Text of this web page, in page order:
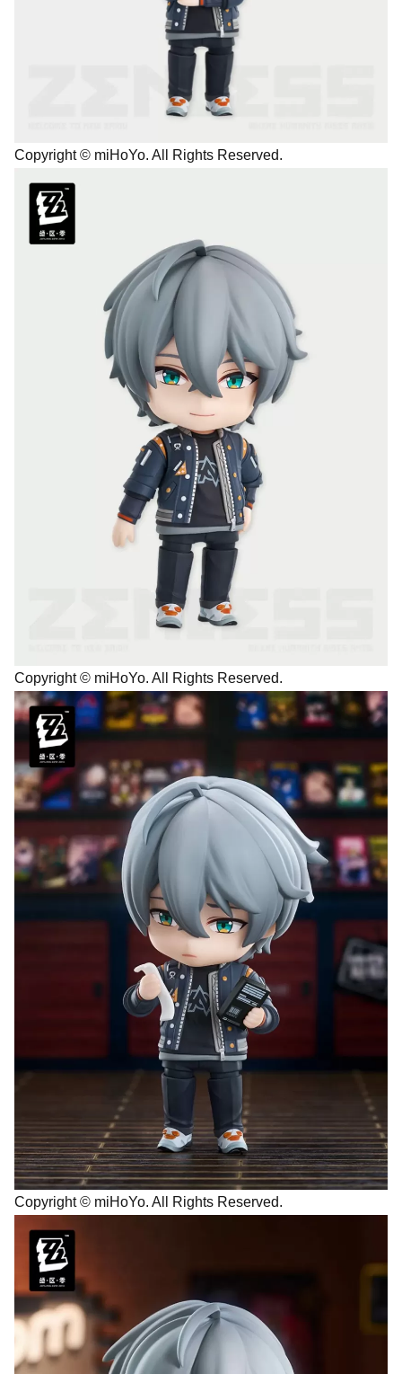
Copyright © miHoYo. All Rights Reserved.
Copyright © miHoYo. All Rights Reserved.
Copyright © miHoYo. All Rights Reserved.